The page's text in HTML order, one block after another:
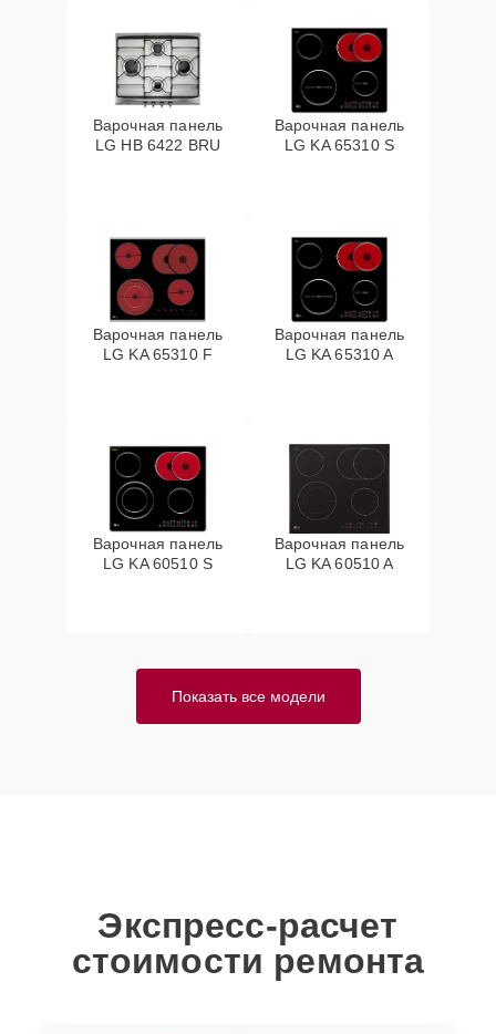
Варочная панель
LG HB 6422 BRU
Варочная панель
LG KA 65310 S
Варочная панель
LG KA 65310 F
Варочная панель
LG KA 65310 A
Варочная панель
LG KA 60510 S
Варочная панель
LG KA 60510 A
Показать все модели
Экспресс-расчет
стоимости ремонта